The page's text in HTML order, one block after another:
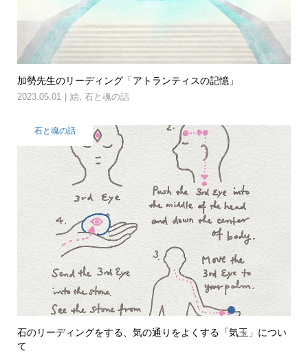
加勢先生のリーディング「アトランティスの記憶」
2023.05.01 絵, 石と魂の話
石と魂の話
石のリーディングをする、気の通りをよくする「気玉」につい
て